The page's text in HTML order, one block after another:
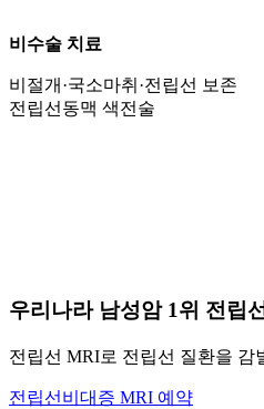
비수술 치료
비절개·국소마취·전립선 보존
전립선동맥 색전술
우리나라 남성암 1위 전립
전립선 MRI로 전립선 질환을 감
전립선비대증 MRI 예약